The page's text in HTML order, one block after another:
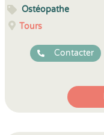
Ostéopathe
Tours
Contacter